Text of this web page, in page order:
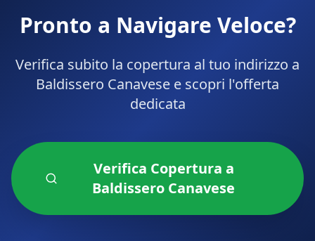
Pronto a Navigare Veloce?
Verifica subito la copertura al tuo indirizzo a
Baldissero Canavese e scopri l'offerta
dedicata
Verifica Copertura a
Baldissero Canavese